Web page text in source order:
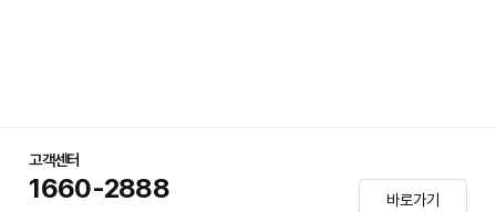
고객센터
1660-2888 바로가기